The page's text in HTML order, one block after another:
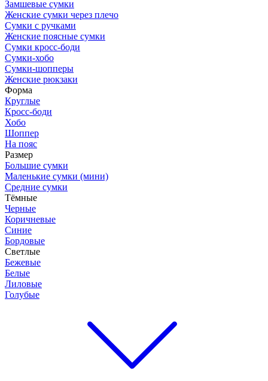
Замшевые сумки
Женские сумки через плечо
Сумки с ручками
Женские поясные сумки
Сумки кросс-боди
Сумки-хобо
Сумки-шопперы
Женские рюкзаки
Форма
Круглые
Кросс-боди
Хобо
Шоппер
На пояс
Размер
Большие сумки
Маленькие сумки (мини)
Средние сумки
Тёмные
Черные
Коричневые
Синие
Бордовые
Светлые
Бежевые
Белые
Лиловые
Голубые